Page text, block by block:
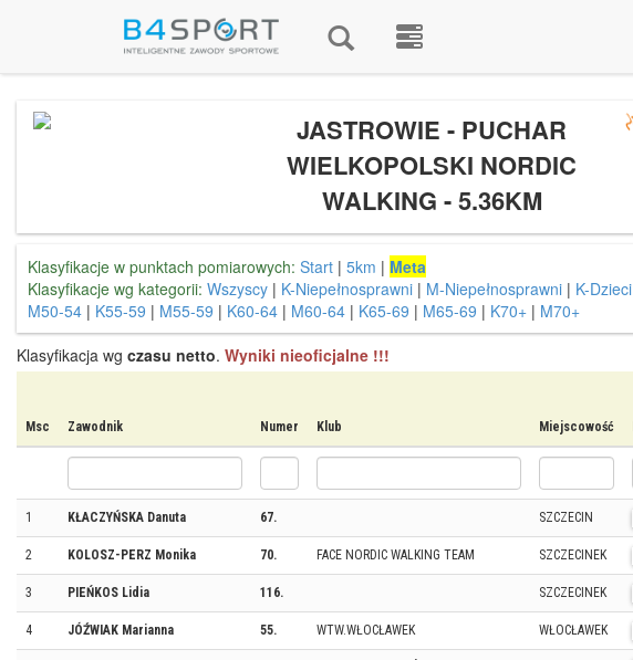
JASTROWIE - PUCHAR
WIELKOPOLSKI NORDIC
WALKING - 5.36KM
Klasyfikacje w punktach pomiarowych: Start | 5km | Meta
Klasyfikacje wg kategorii: Wszyscy | K-Niepełnosprawni | M-Niepełnosprawni | K-Dzieci
M50-54 | K55-59 | M55-59 | K60-64 | M60-64 | K65-69 | M65-69 | K70+ | M70+
Klasyfikacja wg czasu netto. Wyniki nieoficjalne !!!
Msc Zawodnik Numer Klub Miejscowość
1 KŁACZYŃSKA Danuta 67. SZCZECIN
2 KOLOSZ-PERZ Monika 70. FACE NORDIC WALKING TEAM SZCZECINEK
3 PIEŃKOS Lidia 116. SZCZECINEK
4 JÓŹWIAK Marianna 55. WTW.WŁOCŁAWEK WŁOCŁAWEK